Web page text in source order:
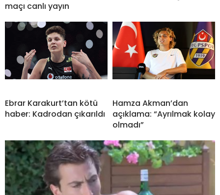
maçı canlı yayın
Ebrar Karakurt’tan kötü
haber: Kadrodan çıkarıldı
Hamza Akman’dan
açıklama: “Ayrılmak kolay
olmadı”